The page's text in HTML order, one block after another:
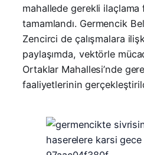
mahallede gerekli ilaçlama
tamamlandı. Germencik
Zencirci de çalışmalara
paylaşımda, vektörle
Ortaklar Mahallesi’nde
faaliyetlerinin